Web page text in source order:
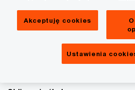
Audyt wewnętrzny
IPO
Usługi Cloud & Digital
Akceptuję cookies
Ustawienia